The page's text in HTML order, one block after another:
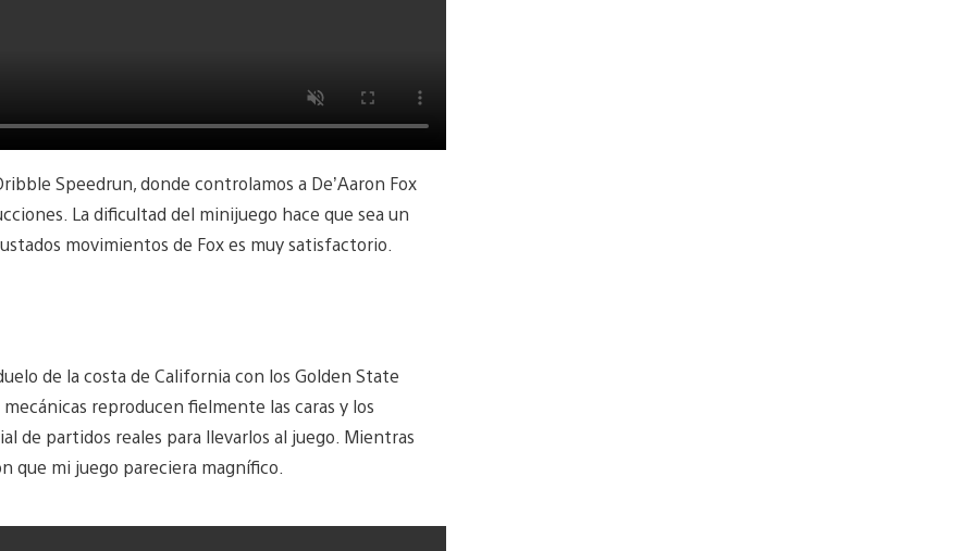
Speedrun, donde controlamos a De’Aaron Fox
La dificultad del minijuego hace que sea un
movimientos de Fox es muy satisfactorio.
de la costa de California con los Golden State
reproducen fielmente las caras y los
de partidos reales para llevarlos al juego. Mientras
que mi juego pareciera magnífico.